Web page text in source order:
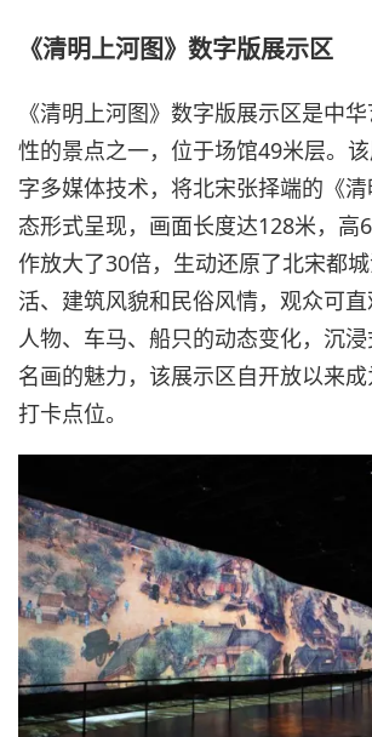
《清明上河图》数字版展示区
《清明上河图》数字版展示区是中
性的景点之一，位于场馆49米层。
字多媒体技术，将北宋张择端的《
态形式呈现，画面长度达128米，高
作放大了30倍，生动还原了北宋都
活、建筑风貌和民俗风情，观众可
人物、车马、船只的动态变化，沉
名画的魅力，该展示区自开放以来
打卡点位。